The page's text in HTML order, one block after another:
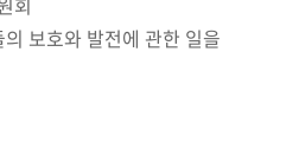
보호와 발전에 관한 일을